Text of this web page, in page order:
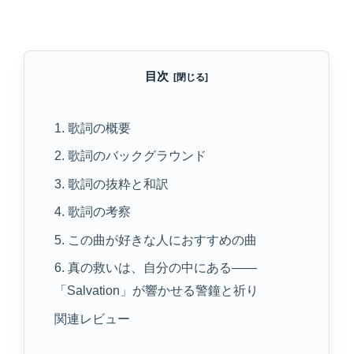
目次
1. 歌詞の概要
2. 歌詞のバックグラウンド
3. 歌詞の抜粋と和訳
4. 歌詞の考察
5. この曲が好きな人におすすめの曲
6. 真の救いは、自分の中にある——
「Salvation」が響かせる警鐘と祈り
関連レビュー